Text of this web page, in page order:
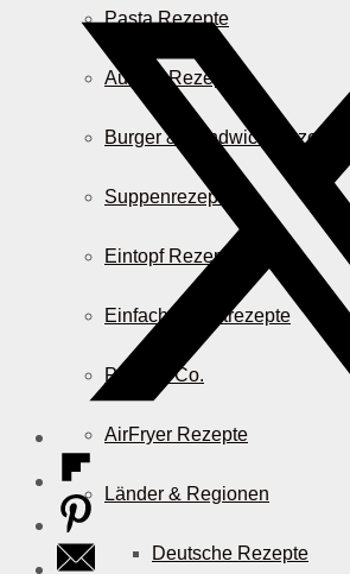
Pasta Rezepte
Auflauf Rezepte
Burger & Sandwich Rezepte
Suppenrezepte
Eintopf Rezepte
Einfache Salatrezepte
Pizza & Co.
AirFryer Rezepte
Länder & Regionen
Deutsche Rezepte